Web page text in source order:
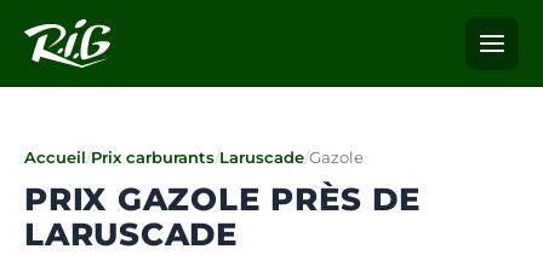
Accueil/Prix carburants/Laruscade/Gazole
PRIX GAZOLE PRÈS DE
LARUSCADE